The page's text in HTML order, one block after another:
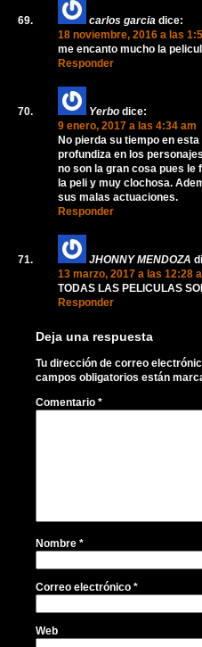
carlos garcia dice:
18 noviembre, 2016 a las
me encanto mucho la
Responder
Yerbo dice:
9 enero, 2017 a las 4:34 am
No pierda su tiempo en
profundiza en los
no son la gran cosa pues le
la peli y muy clochosa.
sus malas actuaciones.
Responder
JHONNY MENDOZA
13 marzo, 2017 a las 12:28
TODAS LAS PELICULAS
Responder
Deja una respuesta
Tu dirección de correo
campos obligatorios están
Comentario *
Nombre *
Correo electrónico *
Web